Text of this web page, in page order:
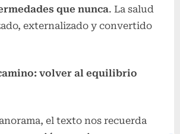
que nunca. La salud
externalizado y convertido
volver al equilibrio
el texto nos recuerda